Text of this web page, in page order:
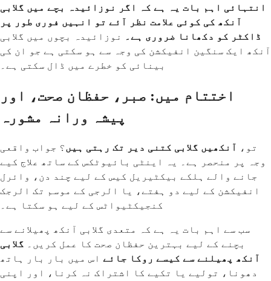
انتہائی اہم بات یہ ہے کہ اگر نوزائیدہ بچے میں گلابی
آنکھ کی کوئی علامت نظر آئے تو انہیں فوری طور پر
ڈاکٹر کو دکھانا ضروری ہے۔
نوزائیدہ بچوں میں گلابی
آنکھ ایک سنگین انفیکشن کی وجہ سے ہو سکتی ہے جو ان کی
بینائی کو خطرے میں ڈال سکتی ہے۔
اختتام میں: صبر، حفظان صحت، اور
پیشہ ورانہ مشورہ
تو، آنکھیں گلابی کتنی دیر تک رہتی ہیں؟ جواب واقعی
وجہ پر منحصر ہے۔ یہ اینٹی بائیوٹکس کے ساتھ علاج کیے
جانے والے ہلکے بیکٹیریل کیس کے لیے چند دن، وائرل
انفیکشن کے لیے دو ہفتے، یا الرجی کے موسم تک الرجک
کنجیکٹیواٹس کے لیے ہو سکتا ہے۔
سب سے اہم بات یہ ہے کہ متعدی گلابی آنکھ پھیلانے سے
بچنے کے لیے بہترین حفظان صحت کا عمل کریں۔ گلابی
آنکھ پھیلنے سے کیسے روکا جائے اس میں بار بار ہاتھ
دھونا، تولیے یا تکیے کا اشتراک نہ کرنا، اور اپنی